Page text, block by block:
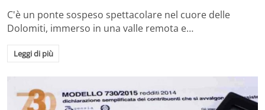
C'è un ponte sospeso spettacolare nel cuore delle
Dolomiti, immerso in una valle remota e…
Leggi di più